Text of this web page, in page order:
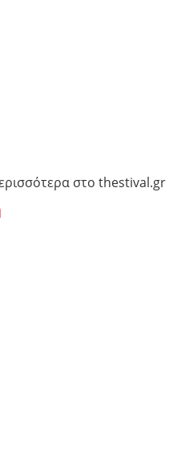
στο thestival.gr